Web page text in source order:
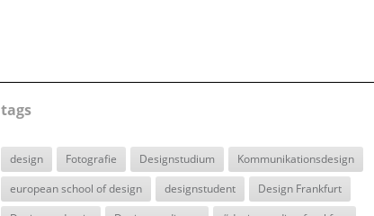
tags
design Fotografie Designstudium
Kommunikationsdesign
european school of design
designstudent
Design Frankfurt